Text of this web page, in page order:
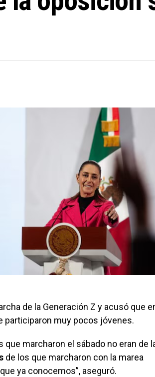
de la Generación Z y acusó que
participaron muy pocos jóvenes.
que marcharon el sábado no eran de
de los que marcharon con la marea
ya conocemos”, aseguró.